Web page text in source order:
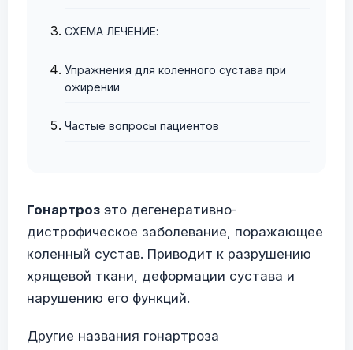
СХЕМА ЛЕЧЕНИЕ:
Упражнения для коленного сустава при
ожирении
Частые вопросы пациентов
Гонартроз это дегенеративно-
дистрофическое заболевание, поражающее
коленный сустав. Приводит к разрушению
хрящевой ткани, деформации сустава и
нарушению его функций.
Другие названия гонартроза